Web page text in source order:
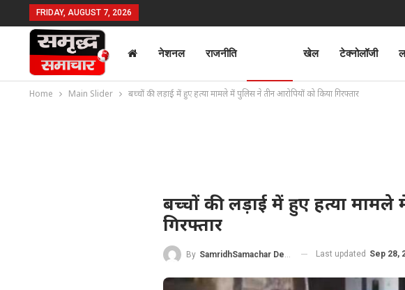
FRIDAY, AUGUST 7, 2026
नेशनल राजनीति खेल टेक्नोलॉजी
Home Main Slider बच्चों की लड़ाई में हुए हत्या मामले में पुलिस ने तीन आरोपियों को किया गिरफ्तार
बच्चों की लड़ाई में हुए हत्या
गिरफ्तार
By SamridhSamachar Desk Last updated Sep 28,